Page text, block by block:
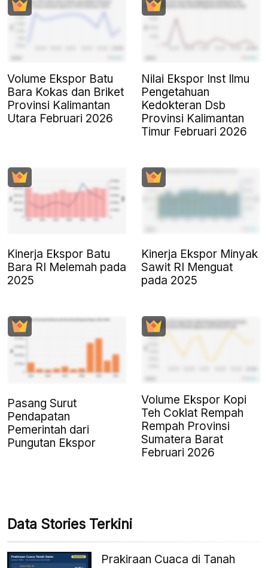
Volume Ekspor Batu
Bara Kokas dan Briket
Provinsi Kalimantan
Utara Februari 2026
Nilai Ekspor Inst Ilmu
Pengetahuan
Kedokteran Dsb
Provinsi Kalimantan
Timur Februari 2026
Kinerja Ekspor Batu
Bara RI Melemah pada
2025
Kinerja Ekspor Minyak
Sawit RI Menguat
pada 2025
Pasang Surut
Pendapatan
Pemerintah dari
Pungutan Ekspor
Volume Ekspor Kopi
Teh Coklat Rempah
Rempah Provinsi
Sumatera Barat
Februari 2026
Data Stories Terkini
Prakiraan Cuaca di Tanah